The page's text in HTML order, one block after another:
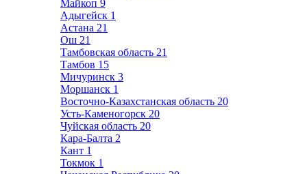
Майкоп 9
Адыгейск 1
Астана 21
Ош 21
Тамбовская область 21
Тамбов 15
Мичуринск 3
Моршанск 1
Восточно-Казахстанская область 20
Усть-Каменогорск 20
Чуйская область 20
Кара-Балта 2
Кант 1
Токмок 1